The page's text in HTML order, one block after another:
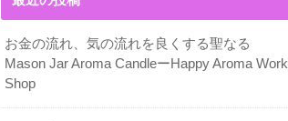
お金の流れ、気の流れを良くする聖なる
Mason Jar Aroma CandleーHappy Aroma Work
Shop